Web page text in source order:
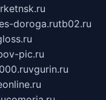
doroga.rutb02.ru
pic.ru
vgurin.ru